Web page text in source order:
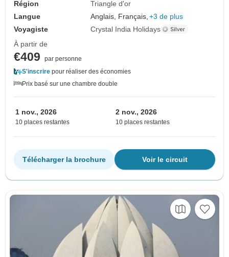
Région
Triangle d'or
Langue
Anglais, Français, +3 de plus
Voyagiste
Crystal India Holidays
À partir de
€409
par personne
S'inscrire pour réaliser des économies
Prix basé sur une chambre double
1 nov., 2026
10 places restantes
2 nov., 2026
10 places restantes
Voir le circuit
Télécharger la brochure